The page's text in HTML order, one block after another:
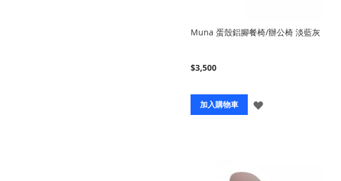
Muna 蛋殼鋁腳餐椅/辦公椅 淡藍灰
$3,500
加入購物車
登